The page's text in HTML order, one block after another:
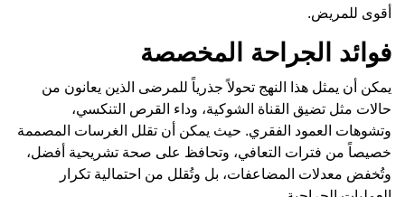
أقوى للمريض.
فوائد الجراحة المخصصة
يمكن أن يمثل هذا النهج تحولاً جذرياً للمرضى الذين يعانون من
حالات مثل تضيق القناة الشوكية، وداء القرص التنكسي،
وتشوهات العمود الفقري. حيث يمكن أن تقلل الغرسات المصممة
خصيصاً من فترات التعافي، وتحافظ على صحة تشريحية أفضل،
وتُخفض معدلات المضاعفات، بل وتُقلل من احتمالية تكرار